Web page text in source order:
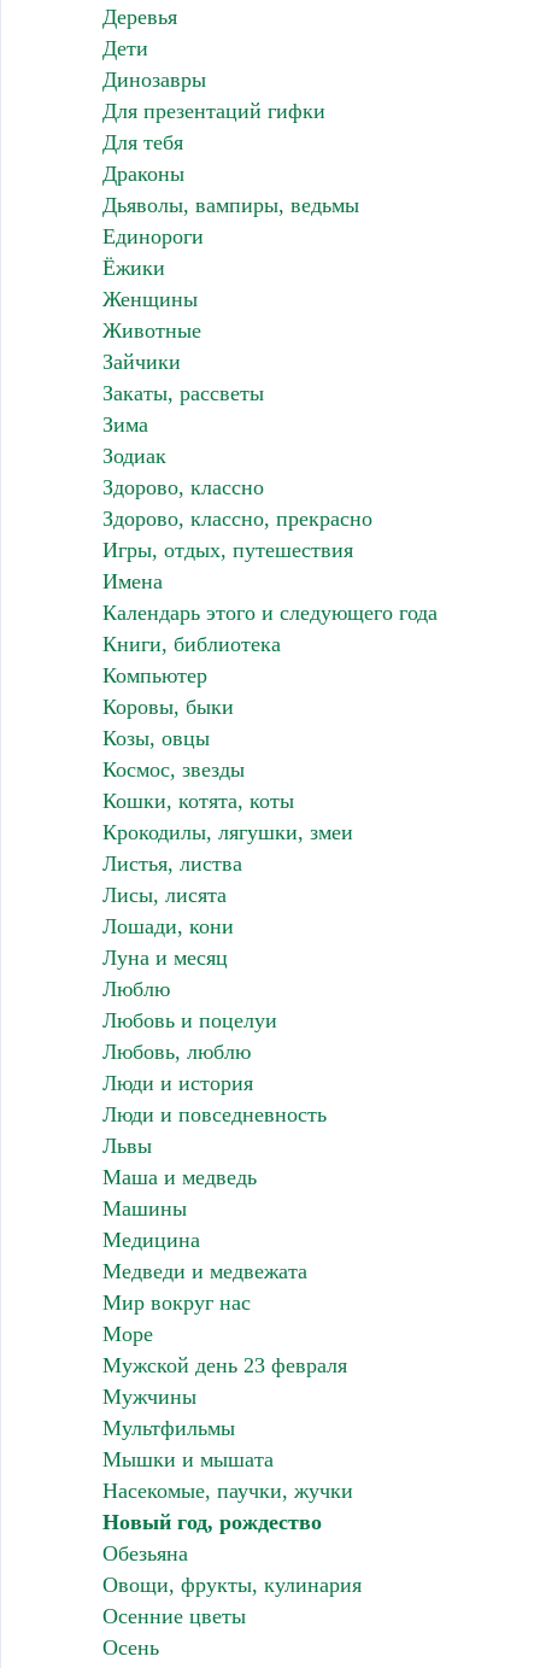
Деревья
Дети
Динозавры
Для презентаций гифки
Для тебя
Драконы
Дьяволы, вампиры, ведьмы
Единороги
Ёжики
Женщины
Животные
Зайчики
Закаты, рассветы
Зима
Зодиак
Здорово, классно
Здорово, классно, прекрасно
Игры, отдых, путешествия
Имена
Календарь этого и следующего года
Книги, библиотека
Компьютер
Коровы, быки
Козы, овцы
Космос, звезды
Кошки, котята, коты
Крокодилы, лягушки, змеи
Листья, листва
Лисы, лисята
Лошади, кони
Луна и месяц
Люблю
Любовь и поцелуи
Любовь, люблю
Люди и история
Люди и повседневность
Львы
Маша и медведь
Машины
Медицина
Медведи и медвежата
Мир вокруг нас
Море
Мужской день 23 февраля
Мужчины
Мультфильмы
Мышки и мышата
Насекомые, паучки, жучки
Новый год, рождество
Обезьяна
Овощи, фрукты, кулинария
Осенние цветы
Осень